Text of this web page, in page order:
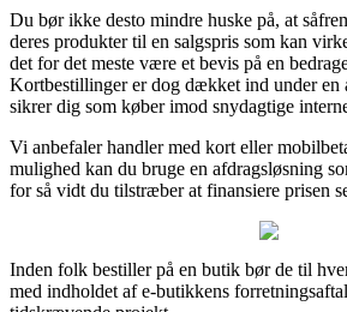
Du bør ikke desto mindre huske på, at
deres produkter til en salgspris som kan
det for det meste være et bevis på en
Kortbestillinger er dog dækket ind under en
sikrer dig som køber imod snydagtige
Vi anbefaler handler med kort eller
mulighed kan du bruge en afdragsløsning
for så vidt du tilstræber at finansiere prisen
Inden folk bestiller på en butik bør de til
med indholdet af e-butikkens